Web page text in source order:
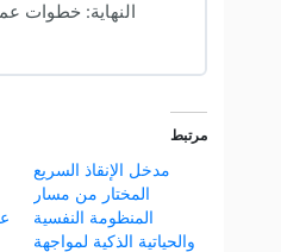
النهاية: خطوات
مرتبط
مدخل الإنقاذ السريع
المختار من مسار
المنظومة النفسية
والحياتية الذكية لمواجهة